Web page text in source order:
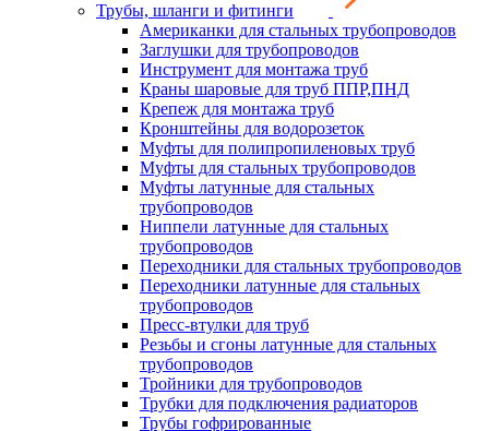
Трубы, шланги и фитинги
Американки для стальных трубопроводов
Заглушки для трубопроводов
Инструмент для монтажа труб
Краны шаровые для труб ППР,ПНД
Крепеж для монтажа труб
Кронштейны для водорозеток
Муфты для полипропиленовых труб
Муфты для стальных трубопроводов
Муфты латунные для стальных
трубопроводов
Ниппели латунные для стальных
трубопроводов
Переходники для стальных трубопроводов
Переходники латунные для стальных
трубопроводов
Пресс-втулки для труб
Резьбы и сгоны латунные для стальных
трубопроводов
Тройники для трубопроводов
Трубки для подключения радиаторов
Трубы гофрированные